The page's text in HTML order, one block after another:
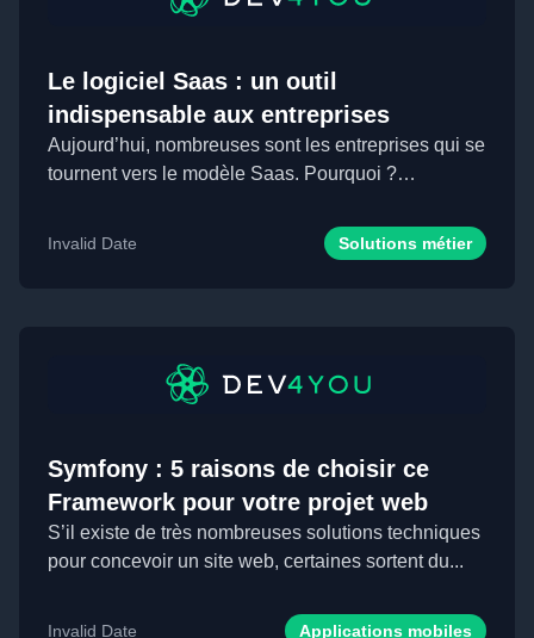
Le logiciel Saas : un outil
indispensable aux entreprises
Aujourd’hui, nombreuses sont les entreprises qui se
tournent vers le modèle Saas. Pourquoi ?
Invalid Date Solutions métier
Symfony : 5 raisons de choisir ce
Framework pour votre projet web
S’il existe de très nombreuses solutions techniques
pour concevoir un site web, certaines sortent du...
Invalid Date Applications mobiles